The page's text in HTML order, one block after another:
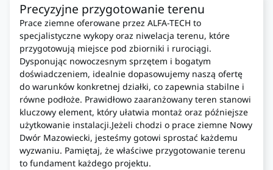
Precyzyjne przygotowanie terenu
Prace ziemne oferowane przez ALFA-TECH to
specjalistyczne wykopy oraz niwelacja terenu, które
przygotowują miejsce pod zbiorniki i rurociągi.
Dysponując nowoczesnym sprzętem i bogatym
doświadczeniem, idealnie dopasowujemy naszą ofertę
do warunków konkretnej działki, co zapewnia stabilne i
równe podłoże. Prawidłowo zaaranżowany teren stanowi
kluczowy element, który ułatwia montaż oraz późniejsze
użytkowanie instalacji.Jeżeli chodzi o prace ziemne Nowy
Dwór Mazowiecki, jesteśmy gotowi sprostać każdemu
wyzwaniu. Pamiętaj, że właściwe przygotowanie terenu
to fundament każdego projektu.